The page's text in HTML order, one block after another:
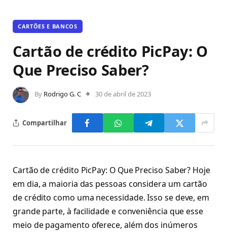
CARTÕES E BANCOS
Cartão de crédito PicPay: O
Que Preciso Saber?
By Rodrigo G. C 30 de abril de 2023
Compartilhar
Cartão de crédito PicPay: O Que Preciso Saber? Hoje
em dia, a maioria das pessoas considera um cartão
de crédito como uma necessidade. Isso se deve, em
grande parte, à facilidade e conveniência que esse
meio de pagamento oferece, além dos inúmeros